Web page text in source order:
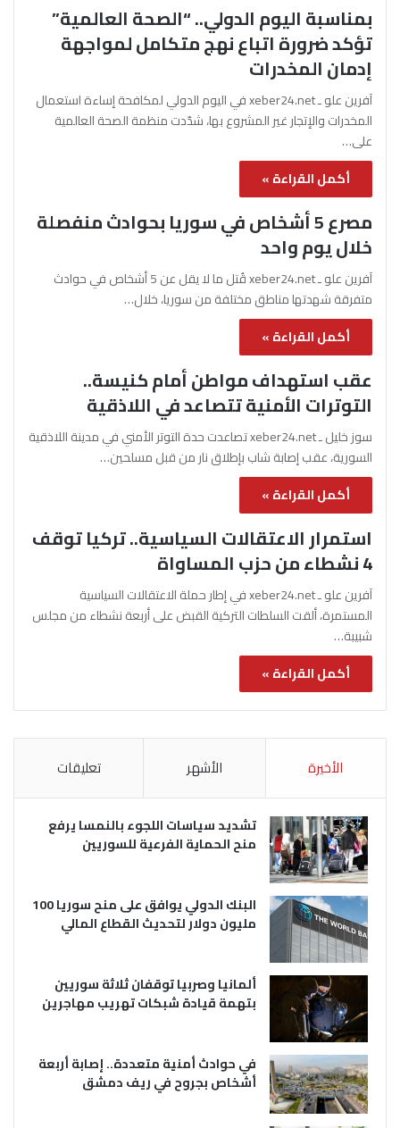
بمناسبة اليوم الدولي.. “الصحة العالمية”
تؤكد ضرورة اتباع نهج متكامل لمواجهة
إدمان المخدرات
آفرين علو ـ xeber24.net في اليوم الدولي لمكافحة إساءة استعمال
المخدرات والإتجار غير المشروع بها، شدّدت منظمة الصحة العالمية
على…
أكمل القراءة »
مصرع 5 أشخاص في سوريا بحوادث منفصلة
خلال يوم واحد
آفرين علو ـ xeber24.net قُتل ما لا يقل عن 5 أشخاص في حوادث
متفرقة شهدتها مناطق مختلفة من سوريا، خلال…
أكمل القراءة »
عقب استهداف مواطن أمام كنيسة..
التوترات الأمنية تتصاعد في اللاذقية
سوز خليل ـ xeber24.net تصاعدت حدة التوتر الأمني في مدينة اللاذقية
السورية، عقب إصابة شاب بإطلاق نار من قبل مسلحين…
أكمل القراءة »
استمرار الاعتقالات السياسية.. تركيا توقف
4 نشطاء من حزب المساواة
آفرين علو ـ xeber24.net في إطار حملة الاعتقالات السياسية
المستمرة، ألقت السلطات التركية القبض على أربعة نشطاء من مجلس
شبيبة…
أكمل القراءة »
الأخيرة الأشهر تعليقات
تشديد سياسات اللجوء بالنمسا يرفع
منح الحماية الفرعية للسوريين
البنك الدولي يوافق على منح سوريا 100
مليون دولار لتحديث القطاع المالي
ألمانيا وصربيا توقفان ثلاثة سوريين
بتهمة قيادة شبكات تهريب مهاجرين
في حوادث أمنية متعددة.. إصابة أربعة
أشخاص بجروح في ريف دمشق